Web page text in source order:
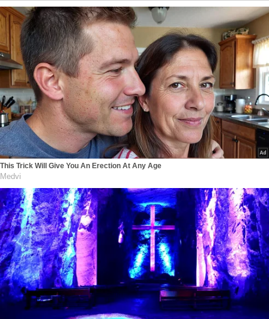
This Trick Will Give You An Erection At Any Age
Medvi